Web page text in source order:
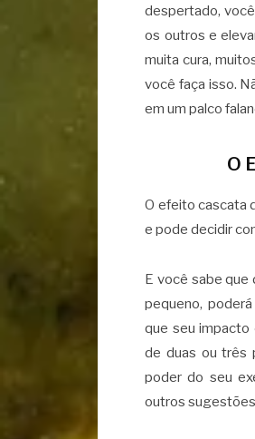
despertado,
os outros e
muita cura,
você faça isso.
em um palco
O
O efeito cascata
e pode decidir
E você sabe que
pequeno,
que seu impacto
de duas ou três
poder do seu
outros